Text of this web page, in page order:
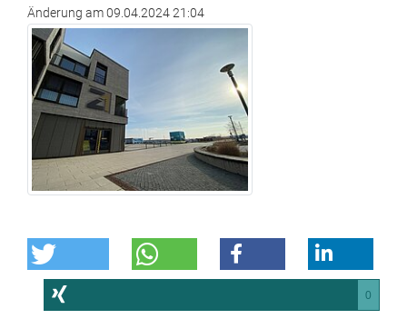
Änderung am09.04.2024 21:04
0